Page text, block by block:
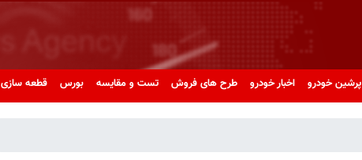
پرشین خودرو اخبار خودرو طرح های فروش تست و مقایسه بورس قطعه سازی